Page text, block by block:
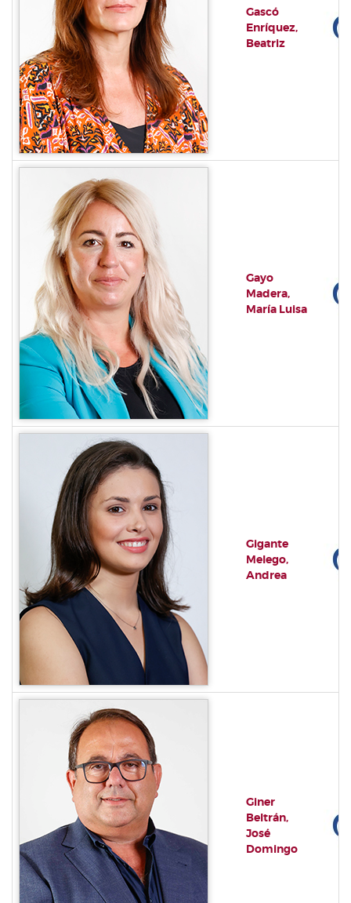
Gascó
Enríquez,
Beatriz
Gayo
Madera,
María Luisa
Gigante
Melego,
Andrea
Giner
Beltrán,
José
Domingo